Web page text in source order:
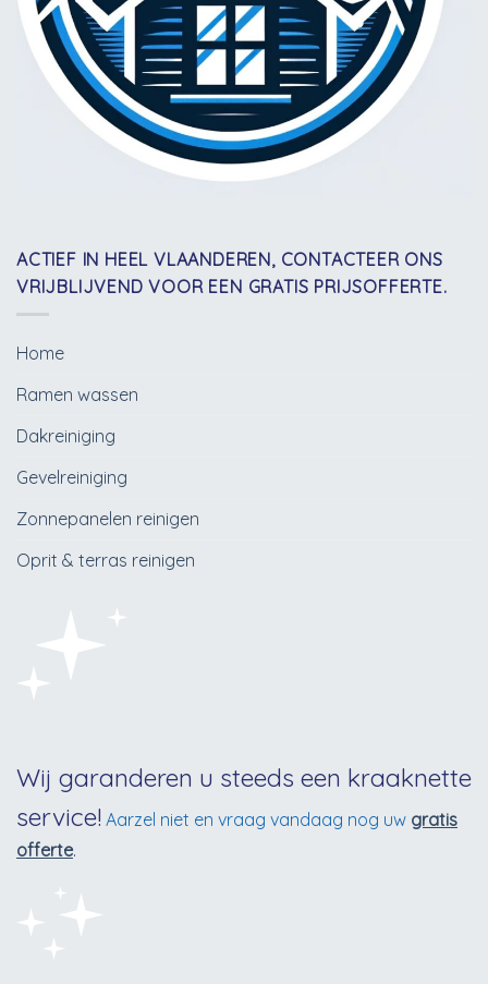
ACTIEF IN HEEL VLAANDEREN, CONTACTEER ONS
VRIJBLIJVEND VOOR EEN GRATIS PRIJSOFFERTE.
Home
Ramen wassen
Dakreiniging
Gevelreiniging
Zonnepanelen reinigen
Oprit & terras reinigen
Wij garanderen u steeds een kraaknette
service! Aarzel niet en vraag vandaag nog uw gratis
offerte.